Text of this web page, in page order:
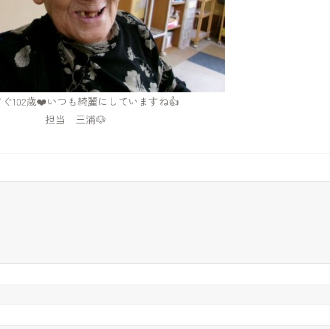
ぐ102歳❤️いつも綺麗にしていますね👍
担当 三浦🐶